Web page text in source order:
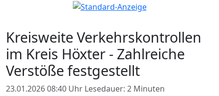
Kreisweite Verkehrskontrollen
im Kreis Höxter - Zahlreiche
Verstöße festgestellt
23.01.2026 08:40 Uhr Lesedauer: 2 Minuten